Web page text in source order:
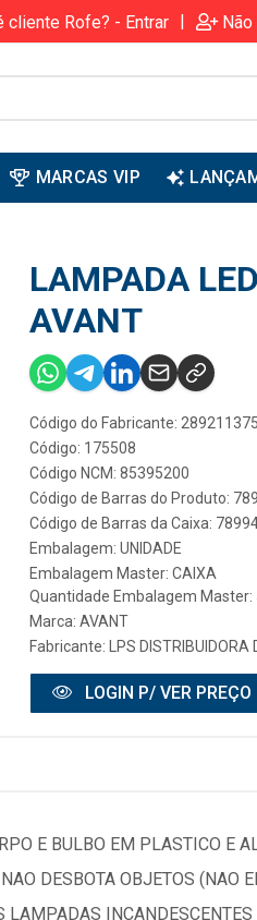
cliente Rofe? - Entrar |
MARCAS VIP
LAMPADA
AVANT
Código do Fabricante: 289211375
Código: 175508
Código NCM: 85395200
Código de Barras do Produto:
Código de Barras da Caixa:
Embalagem: UNIDADE
Embalagem Master: CAIXA
Quantidade Embalagem Master:
Marca: AVANT
Fabricante:
LPS
LOGIN P/ VER PREÇO
E BULBO EM PLASTICO E
DESBOTA OBJETOS (NAO
INCANDESCENTES